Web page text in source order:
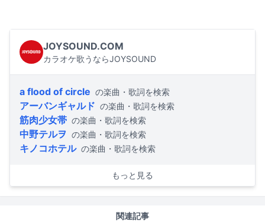
JOYSOUND.COM
カラオケ歌うならJOYSOUND
a flood of circle の楽曲・歌詞を検索
アーバンギャルド の楽曲・歌詞を検索
筋肉少女帯 の楽曲・歌詞を検索
中野テルヲ の楽曲・歌詞を検索
キノコホテル の楽曲・歌詞を検索
もっと見る
関連記事